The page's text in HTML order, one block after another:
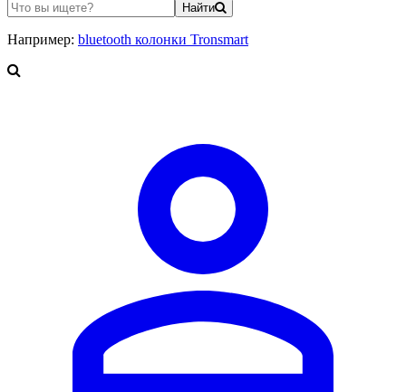
Найти
Например: bluetooth колонки Tronsmart